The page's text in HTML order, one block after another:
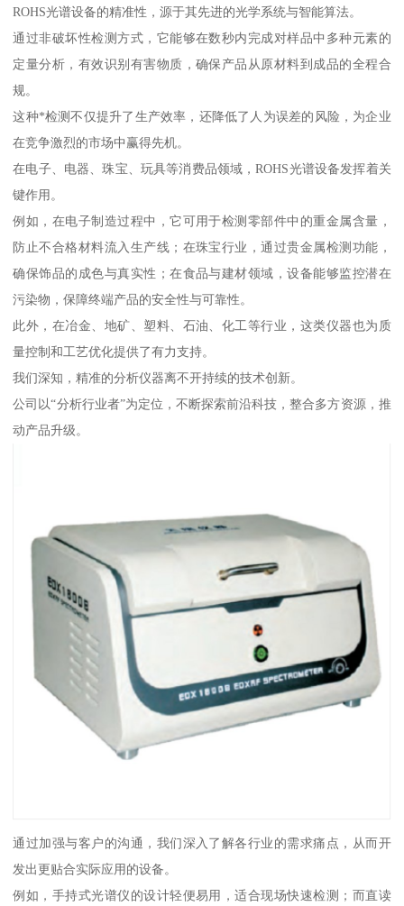
ROHS光谱设备的精准性，源于其先进的光学系统与智能算法。
通过非破坏性检测方式，它能够在数秒内完成对样品中多种元素的
定量分析，有效识别有害物质，确保产品从原材料到成品的全程合
规。
这种*检测不仅提升了生产效率，还降低了人为误差的风险，为企业
在竞争激烈的市场中赢得先机。
在电子、电器、珠宝、玩具等消费品领域，ROHS光谱设备发挥着关
键作用。
例如，在电子制造过程中，它可用于检测零部件中的重金属含量，
防止不合格材料流入生产线；在珠宝行业，通过贵金属检测功能，
确保饰品的成色与真实性；在食品与建材领域，设备能够监控潜在
污染物，保障终端产品的安全性与可靠性。
此外，在冶金、地矿、塑料、石油、化工等行业，这类仪器也为质
量控制和工艺优化提供了有力支持。
我们深知，精准的分析仪器离不开持续的技术创新。
公司以“分析行业者”为定位，不断探索前沿科技，整合多方资源，推
动产品升级。
通过加强与客户的沟通，我们深入了解各行业的需求痛点，从而开
发出更贴合实际应用的设备。
例如，手持式光谱仪的设计轻便易用，适合现场快速检测；而直读